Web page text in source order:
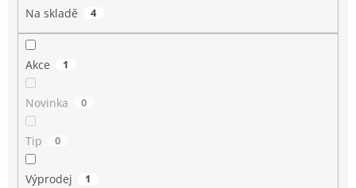
Na skladě 4
Akce 1
Novinka 0
Tip 0
Výprodej 1